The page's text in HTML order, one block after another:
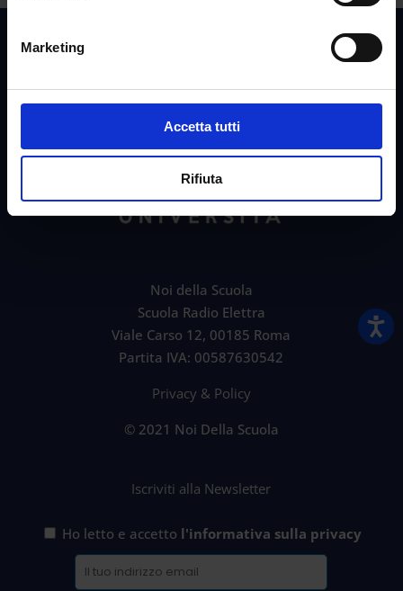
Marketing
Accetta tutti
Rifiuta
Noi della Scuola
Scuola Radio Elettra
Viale Carso 12, 00185 Roma
Partita IVA: 00587630542
Privacy & Policy
© 2021 Noi Della Scuola
Iscriviti alla Newsletter
Ho letto e accetto l'informativa sulla privacy